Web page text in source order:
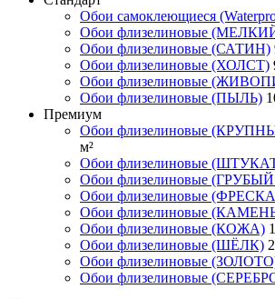
Обои самоклеющиеся
Обои флизелиновые
Обои флизелиновые (САТИН)
Обои флизелиновые (ХОЛСТ)
Обои флизелиновые
Обои флизелиновые (ПЫЛЬ)
Премиум
Обои флизелиновые
м²
Обои флизелиновые
Обои флизелиновые
Обои флизелиновые
Обои флизелиновые
Обои флизелиновые (КОЖА)
Обои флизелиновые (ШЁЛК)
Обои флизелиновые
Обои флизелиновые